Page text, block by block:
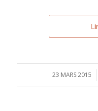
23 MARS 2015
/